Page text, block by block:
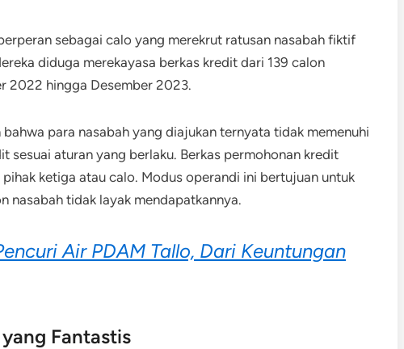
sebagai calo yang merekrut ratusan nasabah fiktif
diduga merekayasa berkas kredit dari 139 calon
2022 hingga Desember 2023.
para nasabah yang diajukan ternyata tidak memenuhi
sesuai aturan yang berlaku. Berkas permohonan kredit
ketiga atau calo. Modus operandi ini bertujuan untuk
nasabah tidak layak mendapatkannya.
Air PDAM Tallo, Dari Keuntungan
Fantastis